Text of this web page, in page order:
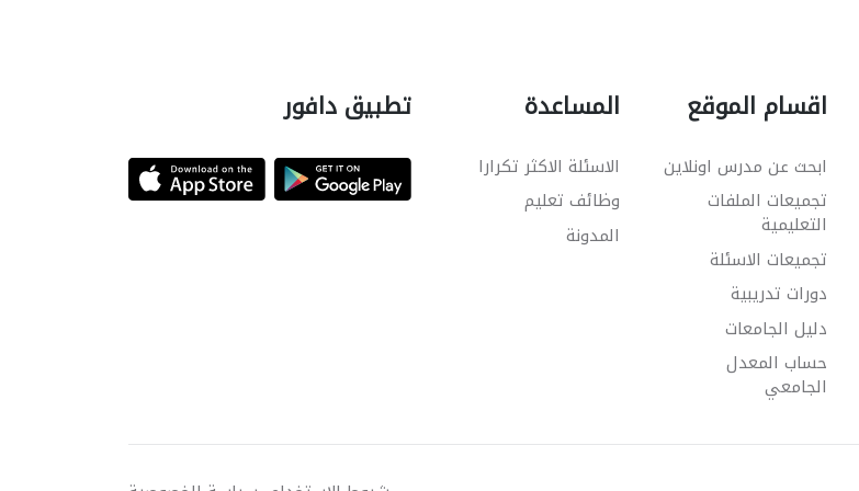
اقسام الموقع
ابحث عن مدرس اونلاين
تجميعات الملفات
التعليمية
تجميعات الاسئلة
دورات تدريبية
دليل الجامعات
حساب المعدل
الجامعي
المساعدة
الاسئلة الاكثر تكرارا
وظائف تعليم
المدونة
تطبيق دافور